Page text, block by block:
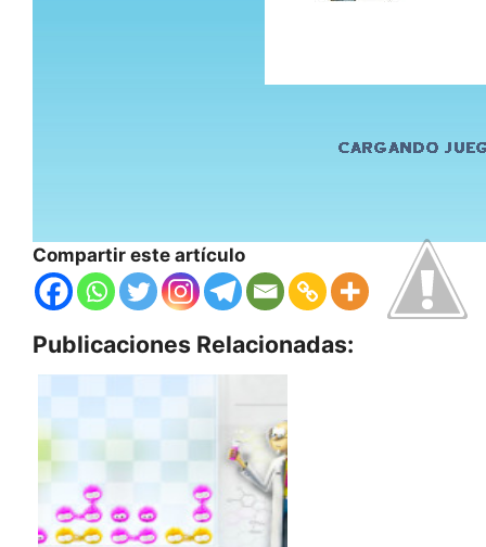
Compartir este artículo
Publicaciones Relacionadas: